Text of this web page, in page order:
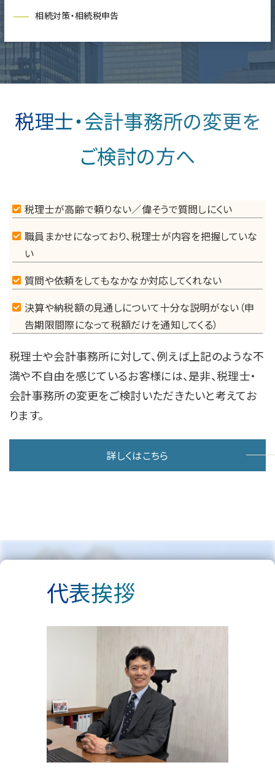
相続対策・相続税申告
税理士・会計事務所の変更を
ご検討の方へ
税理士が高齢で頼りない／偉そうで質問しにくい
職員まかせになっており、税理士が内容を把握していな
い
質問や依頼をしてもなかなか対応してくれない
決算や納税額の見通しについて十分な説明がない（申
告期限間際になって税額だけを通知してくる）
税理士や会計事務所に対して、例えば上記のような不
満や不自由を感じているお客様には、是非、税理士・
会計事務所の変更をご検討いただきたいと考えてお
ります。
詳しくはこちら
代表挨拶